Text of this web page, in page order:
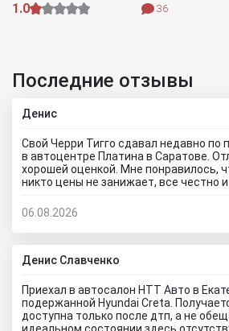
1.0
36
Последние отзывы
Денис
Свой Черри Тигго сдавал недавно по
в автоцентре Платина в Саратове.
хорошей оценкой. Мне понравилось,
никто цены не занижает, все честно
предложили подготовку провести
клиента это важно, самому возиться
все быстро и поставили нормальную
ждать , пока тачку продадут, не
справятся так как тут работают
06.08.2026
Денис Славченко
Приехал в автосалон НТТ Авто в
подержанной Hyundai Creta.
доступна только после дтп, а не
идеальном состоянии здесь